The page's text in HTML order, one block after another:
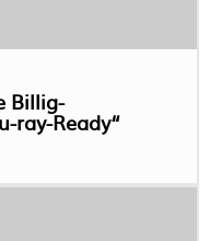
Billig-
ray-Ready“